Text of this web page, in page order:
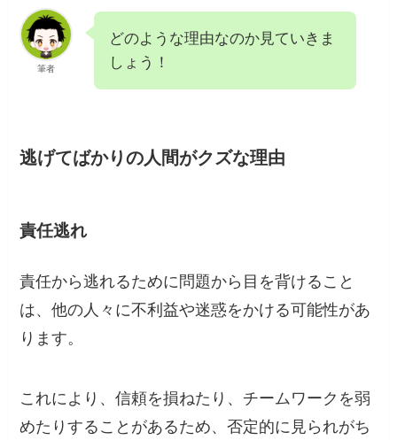
筆者
どのような理由なのか見ていきま
しょう！
逃げてばかりの人間がクズな理由
責任逃れ
責任から逃れるために問題から目を背けること
は、他の人々に不利益や迷惑をかける可能性があ
ります。
これにより、信頼を損ねたり、チームワークを弱
めたりすることがあるため、否定的に見られがち